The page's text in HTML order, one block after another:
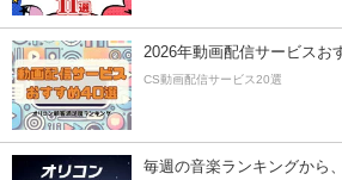
2026年動画配信サービスお
CS動画配信サービス20選
毎週の音楽ランキングから